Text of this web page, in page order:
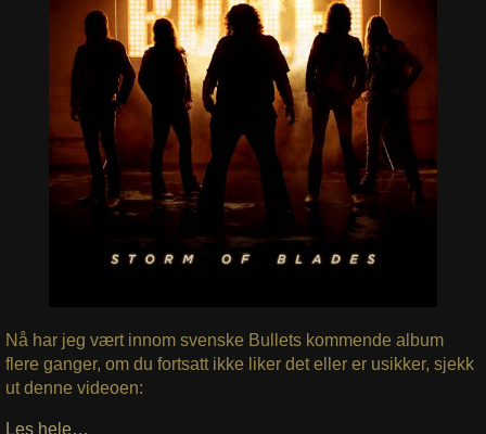
Nå har jeg vært innom svenske Bullets kommende album
flere ganger, om du fortsatt ikke liker det eller er usikker, sjekk
ut denne videoen:
Les hele…